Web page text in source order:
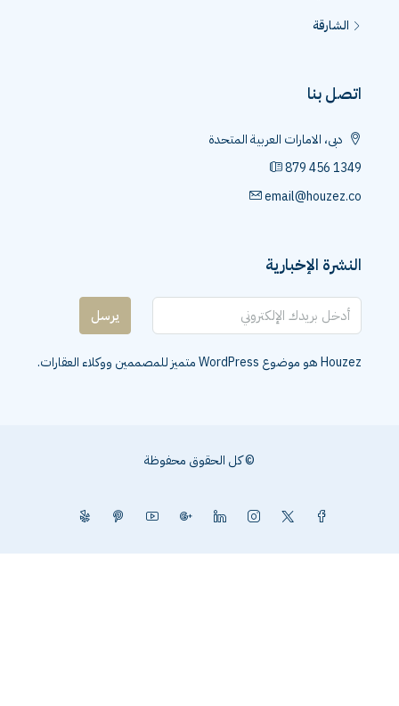
الشارقة
اتصل بنا
دبى، الامارات العربية المتحدة
879 456 1349
email@houzez.co
النشرة الإخبارية
يرسل
Houzez هو موضوع WordPress متميز للمصممين ووكلاء العقارات.
© كل الحقوق محفوظة